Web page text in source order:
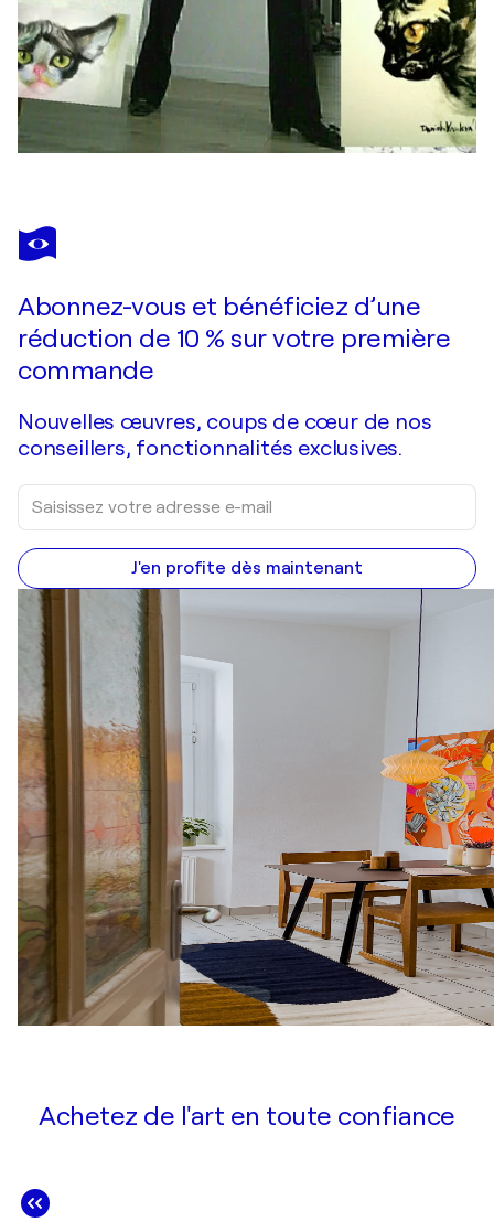
Abonnez-vous et bénéficiez d’une
réduction de 10 % sur votre première
commande
Nouvelles œuvres, coups de cœur de nos
conseillers, fonctionnalités exclusives.
J'en profite dès maintenant
Achetez de l'art en toute confiance